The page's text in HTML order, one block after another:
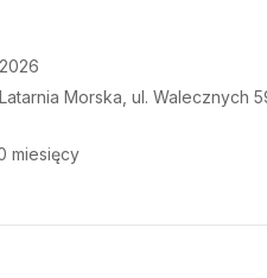
Morska, ul. Walecznych
miesięcy